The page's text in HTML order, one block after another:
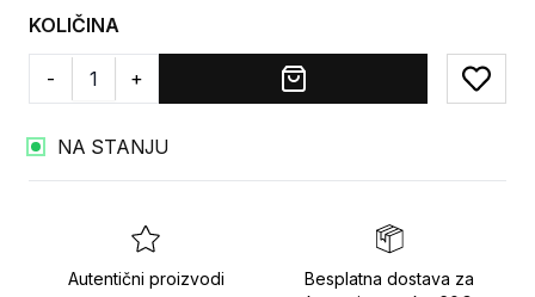
KOLIČINA
- +
Add
NA STANJU
Autentični proizvodi
Besplatna dostava za